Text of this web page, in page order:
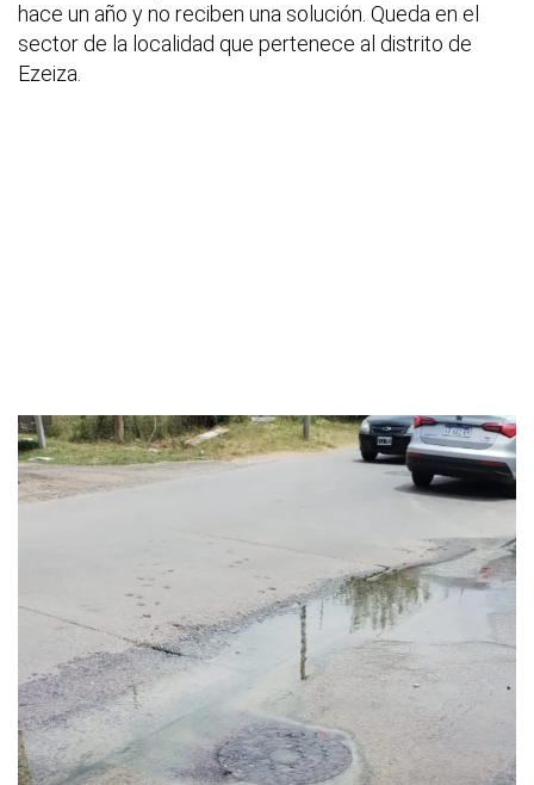
hace un año y no reciben una solución. Queda en el
sector de la localidad que pertenece al distrito de
Ezeiza.